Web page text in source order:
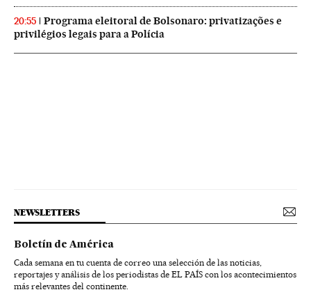
20:55
Programa eleitoral de Bolsonaro: privatizações e
privilégios legais para a Polícia
NEWSLETTERS
Boletín de América
Cada semana en tu cuenta de correo una selección de las noticias,
reportajes y análisis de los periodistas de EL PAÍS con los acontecimientos
más relevantes del continente.